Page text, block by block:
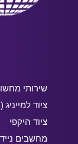
שירותי
ציוד למייניג
ציוד היקפי
מחשבים